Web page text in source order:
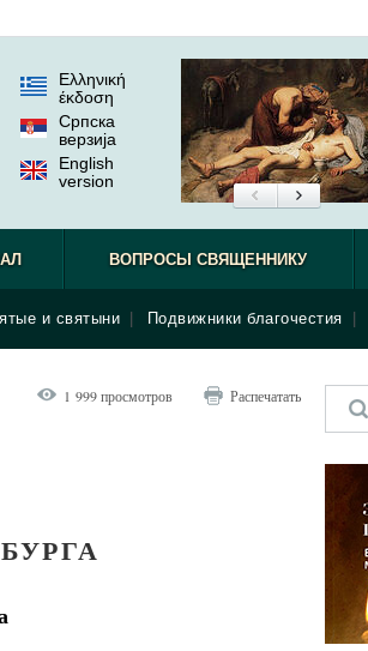
Ελληνική
έκδοση
Српска
верзиjа
English
version
и святыни Подвижники благочестия
ВОПРОСЫ СВЯЩЕННИКУ
1 999 просмотров Распечатать